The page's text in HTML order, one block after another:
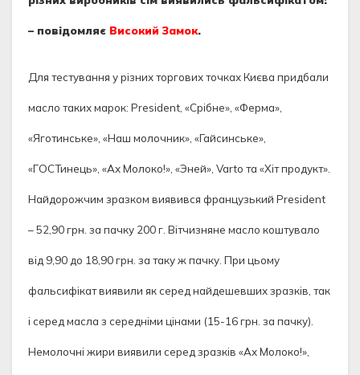
– повідомляє Високий Замок.
Для тестування у різних торгових точках Києва придбали
масло таких марок: President, «Срібне», «Ферма»,
«Яготинське», «Наш молочник», «Гайсинське»,
«ГОСТинець», «Ах Молоко!», «Эней», Varto та «Хіт продукт».
Найдорожчим зразком виявився французький President
– 52,90 грн. за пачку 200 г. Вітчизняне масло коштувало
від 9,90 до 18,90 грн. за таку ж пачку. При цьому
фальсифікат виявили як серед найдешевших зразків, так
і серед масла з середніми цінами (15-16 грн. за пачку).
Немолочні жири виявили серед зразків «Ах Молоко!»,